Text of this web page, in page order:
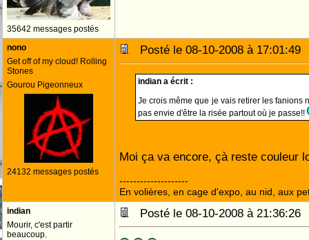
35642 messages postés
nono
Get off of my cloud! Rolling
Stones
Gourou Pigeonneux
24132 messages postés
Posté le 08-10-2008 à
indian a écrit :
Je crois même que je vais retirer les fanions
pas envie d'être la risée partout où je passe!!
Moi ça va encore, çà reste couleur
--------------------
En volières, en cage d'expo, au nid, aux
indian
Mourir, c'est partir
beaucoup.
Posté le 08-10-2008 à